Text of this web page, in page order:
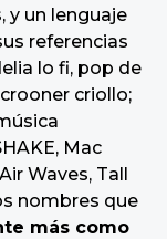
y un lenguaje
referencias
lo fi, pop de
criollo;
Mac
Waves, Tall
nombres que
más como